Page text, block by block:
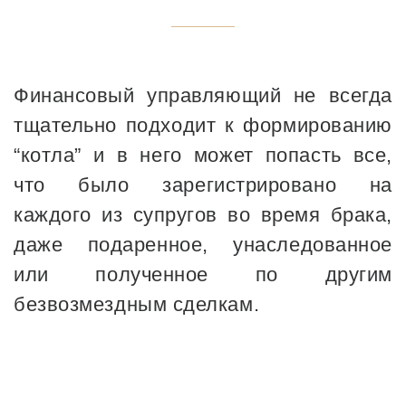
Финансовый управляющий не всегда
тщательно подходит к формированию
“котла” и в него может попасть все,
что было зарегистрировано на
каждого из супругов во время брака,
даже подаренное, унаследованное
или полученное по другим
безвозмездным сделкам.